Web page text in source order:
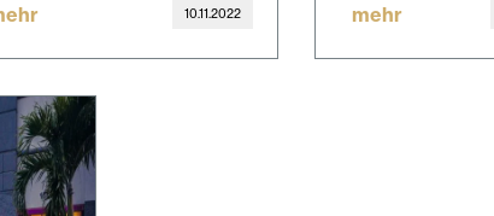
10.11.2022 mehr